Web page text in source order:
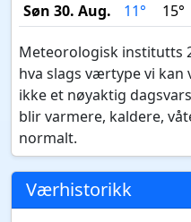
Søn 30. Aug.
11° 15°
Meteorologisk institutts
hva slags værtype vi kan
ikke et nøyaktig
blir varmere, kaldere,
normalt.
Værhistorikk